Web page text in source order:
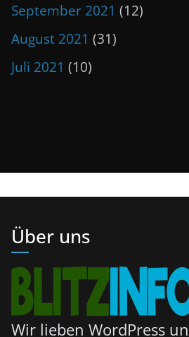
September 2021 (12)
August 2021 (31)
Juli 2021 (10)
Über uns
Wir lieben WordPress